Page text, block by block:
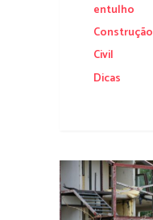
entulho
Construção
Civil
Dicas